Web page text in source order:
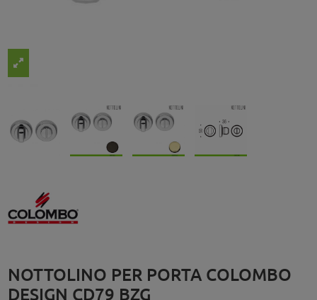
NOTTOLINO PER PORTA COLOMBO
DESIGN CD79 BZG